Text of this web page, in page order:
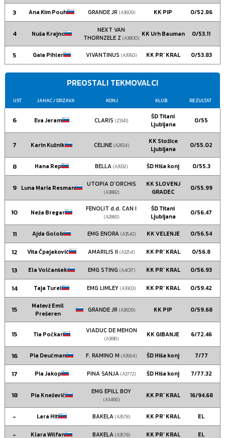
3 Ana Kim Pouh GRANDE JR (A3609) KK PIP 0/52.86
4 Nuša Krajnc
NEXT VAN
THORNZELE Z(A3800)
KK Urh Bauman 0/53.11
5 Gaia Pihler VIVANTINUS(A3950) KK PR` KRAL 0/53.83
PREOSTALI TEKMOVALCI
UST JAHAC/ DRZAVA KONJ KLUB REZULTAT
6 Eva Jeram CLARIS(Z3141)
ŠD Titani
Ljubljana
0/55
7 Karin Kužnik CELINE (A2834)
KK Stožice
Ljubljana
0/55.02
8 Hana Rep BELLA(A3932) ŠD Hiša konj 0/55.3
9 Luna Maria Resman UTOPIA D`ORCHIS
(A3882)
KK SLOVENJ
GRADEC
0/55.99
10 Neža Bregar FENOLIT d.d. CAN I
(A2883)
ŠD Titani
Ljubljana
0/56.47
11 Ajda Golob EMG ENORA (A3542) KK VELENJE 0/56.54
12 Vita Čpajakovič AMARILIS II(A3254) KK PR` KRAL 0/56.8
13 Ela Volčanšek EMG STING (A4017) KK PR` KRAL 0/56.93
14 Taja Turel EMG LIMLEY(A3903) KK PR` KRAL 0/59.42
15
Matevž Emil
Prešeren
GRANDE JR (A3609) KK PIP 0/59.68
15 Tia Počkar VIADUC DE MEHON
(A3816)
KK GIBANJE 6/72.46
16 Pia Deučman F. RAMINO M(A3564) ŠD Hiša konj 7/77
17 Pia Jakop PINA SANJA(A3772) ŠD Hiša konj 7/77.32
18 Pia Kneževič EMG EPILL BOY
(A3466)
KK PR` KRAL 16/94.68
- Lara Hiti BAKELA(A3578) KK PR` KRAL EL
- Klara Wilfan BAKELA(A3578) KK PR` KRAL EL